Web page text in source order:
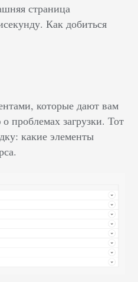
страница
Как добиться
которые дают вам
проблемах загрузки. Тот
какие элементы